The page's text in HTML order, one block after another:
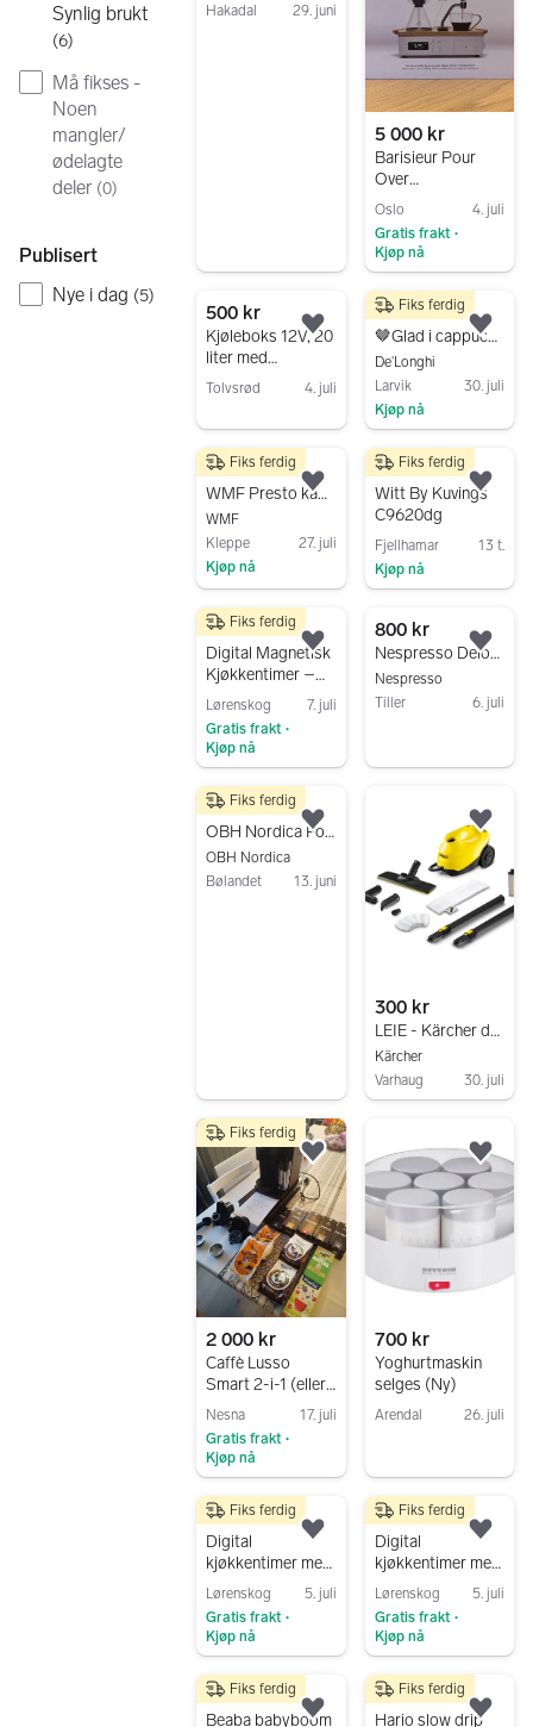
Synlig brukt
(6)
Må fikses -
Noen
mangler/
ødelagte
deler (0)
Publisert
Nye i dag (5)
Hakadal 29. juni
5 000 kr
Barisieur Pour
Over
Kaffemaskin/vekk
Oslo
4. juli
Gratis frakt •
Kjøp nå
500 kr
Kjøleboks 12V, 20
liter med
strømadapter
Tolvsrød 4. juli
Legg til som favoritt.
Gå til annonsen
900 kr
🤎Glad i cappuccino, latte, kaffe med enkel tastetrykk?
De'Longhi
Larvik
30. juli
Kjøp nå
Fiks ferdig
6 000 kr
WMF Presto kaffemaskin helautomatisk
WMF
Kleppe
27. juli
Kjøp nå
Fiks ferdig
Legg til som favoritt.
Gå til annonsen
2 900 kr
Witt By Kuvings
C9620dg
Fjellhamar
13 t.
Kjøp nå
Fiks ferdig
299 kr
Digital Magnetisk
Kjøkkentimer –
LED Display &
Roterende Knapp
Lørenskog
7. juli
Gratis frakt •
Kjøp nå
Fiks ferdig
Legg til som favoritt.
800 kr
Nespresso Delonghi kapselmaskin svart
Nespresso
Tiller
6. juli
1 100 kr
OBH Nordica Food Sealer Prestige vakuumpakker med poser
OBH Nordica
Bølandet
13. juni
Fiks ferdig
Legg til som favoritt.
300 kr
LEIE - Kärcher dampvasker med flere munnstykker
Kärcher
Varhaug
30. juli
2 000 kr
Caffè Lusso
Smart 2-i-1 (eller
Caffè Lusso Pro).
Nesna
17. juli
Gratis frakt •
Kjøp nå
Fiks ferdig
Legg til som favoritt.
700 kr
Yoghurtmaskin
selges (Ny)
Arendal 26. juli
299 kr
Digital
kjøkkentimer med
magnet og LED-
display – presis &
enkel (NY)
Lørenskog
5. juli
Gratis frakt •
Kjøp nå
Fiks ferdig
Legg til som favoritt.
199 kr
Digital
kjøkkentimer med
magnet og LED-
display – presis &
enkel (NY)
Lørenskog
5. juli
Gratis frakt •
Kjøp nå
Fiks ferdig
1 299 kr
Beaba babyboom
Fiks ferdig
Legg til som favoritt.
600 kr
Hario slow drip
Fiks ferdig